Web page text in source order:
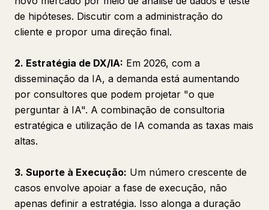
de hipóteses. Discutir com a administração do
cliente e propor uma direção final.
2. Estratégia de DX/IA: Em 2026, com a
disseminação da IA, a demanda está aumentando
por consultores que podem projetar "o que
perguntar à IA". A combinação de consultoria
estratégica e utilização de IA comanda as taxas mais
altas.
3. Suporte à Execução: Um número crescente de
casos envolve apoiar a fase de execução, não
apenas definir a estratégia. Isso alonga a duração